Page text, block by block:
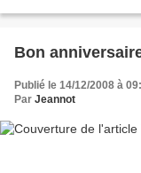
Bon
Publié le 14/12/2008 à
Par Jeannot